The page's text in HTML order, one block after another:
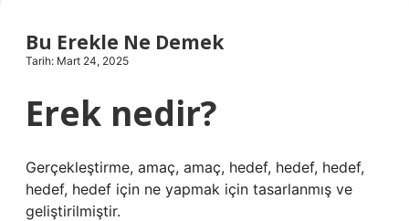
Hakkımızda
Bu Erekle Ne Demek
Tarih: Mart 24, 2025
Erek nedir?
Gerçekleştirme, amaç, amaç, hedef, hedef, hedef,
hedef, hedef için ne yapmak için tasarlanmış ve
geliştirilmiştir.